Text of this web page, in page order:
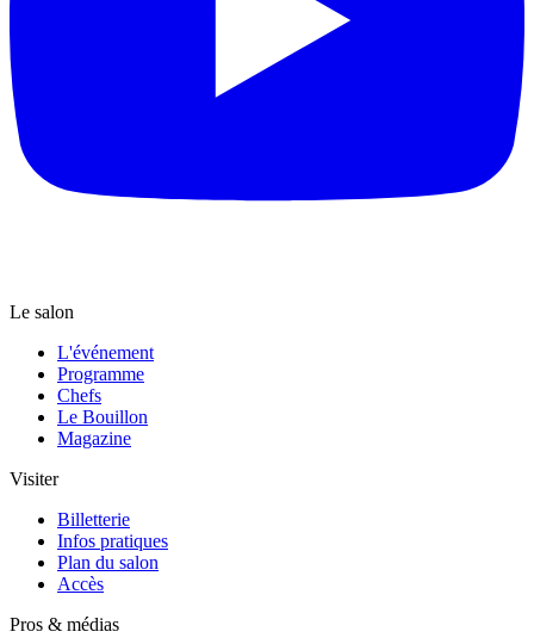
Le salon
L'événement
Programme
Chefs
Le Bouillon
Magazine
Visiter
Billetterie
Infos pratiques
Plan du salon
Accès
Pros & médias